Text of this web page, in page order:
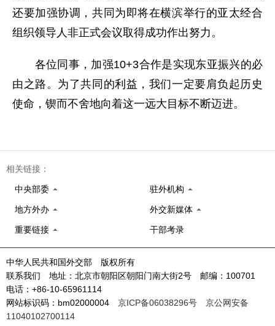
还要加强协调，共同为即将在横滨举行的亚太经合
组织领导人非正式会议取得成功作出努力。
各位同事，加强10+3合作是实现东亚振兴的必
由之路。为了共同的利益，我们一定要肩负起历史
使命，锲而不舍地向着这一远大目标不断迈进。
相关链接：
中央部委 驻外机构
地方外办 外交新媒体
重要链接 干部考录
中华人民共和国外交部 版权所有
联系我们 地址：北京市朝阳区朝阳门南大街2号 邮编：100701
电话：+86-10-65961114
网站标识码：bm02000004 京ICP备06038296号
京公网安备
11040102700114